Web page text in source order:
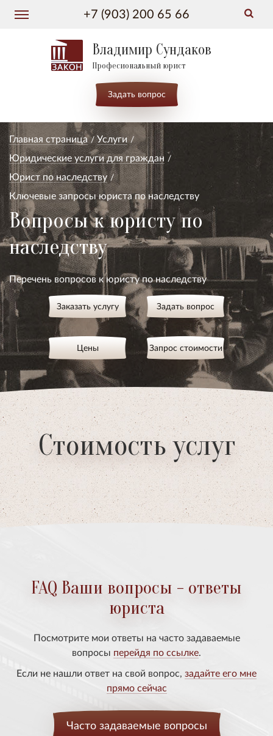
+7 (903) 200 65 66
Владимир Сундаков
Професиональный юрист
Задать вопрос
Главная страница
Услуги
Юридические услуги для граждан
Юрист по наследству
Ключевые запросы юриста по наследству
Вопросы к юристу по
наследству
Перечень вопросов к юристу по наследству
Заказать услугу Задать вопрос
Цены Запрос стоимости
Стоимость услуг
FAQ Ваши вопросы - ответы
юриста
Посмотрите мои ответы на часто задаваемые
вопросы перейдя по ссылке.
Если не нашли ответ на свой вопрос, задайте его мне
прямо сейчас
Часто задаваемые вопросы